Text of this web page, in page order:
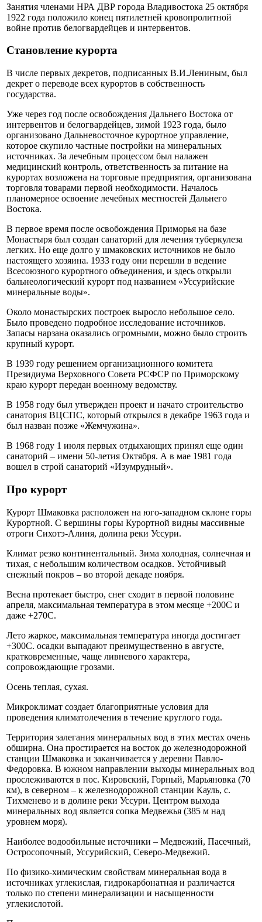
Занятия членами НРА ДВР города Владивостока 25 октября
1922 года положило конец пятилетней кровопролитной
войне против белогвардейцев и интервентов.
Становление курорта
В числе первых декретов, подписанных В.И.Лениным, был
декрет о переводе всех курортов в собственность
государства.
Уже через год после освобождения Дальнего Востока от
интервентов и белогвардейцев, зимой 1923 года, было
организовано Дальневосточное курортное управление,
которое скупило частные постройки на минеральных
источниках. За лечебным процессом был налажен
медицинский контроль, ответственность за питание на
курортах возложена на торговые предприятия, организована
торговля товарами первой необходимости. Началось
планомерное освоение лечебных местностей Дальнего
Востока.
В первое время после освобождения Приморья на базе
Монастыря был создан санаторий для лечения туберкулеза
легких. Но еще долго у шмаковских источников не было
настоящего хозяина. 1933 году они перешли в ведение
Всесоюзного курортного объединения, и здесь открыли
бальнеологический курорт под названием «Уссурийские
минеральные воды».
Около монастырских построек выросло небольшое село.
Было проведено подробное исследование источников.
Запасы нарзана оказались огромными, можно было строить
крупный курорт.
В 1939 году решением организационного комитета
Президиума Верховного Совета РСФСР по Приморскому
краю курорт передан военному ведомству.
В 1958 году был утвержден проект и начато строительство
санатория ВЦСПС, который открылся в декабре 1963 года и
был назван позже «Жемчужина».
В 1968 году 1 июля первых отдыхающих принял еще один
санаторий – имени 50-летия Октября. А в мае 1981 года
вошел в строй санаторий «Изумрудный».
Про курорт
Курорт Шмаковка расположен на юго-западном склоне горы
Курортной. С вершины горы Курортной видны массивные
отроги Сихотэ-Алиня, долина реки Уссури.
Климат резко континентальный. Зима холодная, солнечная и
тихая, с небольшим количеством осадков. Устойчивый
снежный покров – во второй декаде ноября.
Весна протекает быстро, снег сходит в первой половине
апреля, максимальная температура в этом месяце +200С и
даже +270С.
Лето жаркое, максимальная температура иногда достигает
+300С. осадки выпадают преимущественно в августе,
кратковременные, чаще ливневого характера,
сопровождающие грозами.
Осень теплая, сухая.
Микроклимат создает благоприятные условия для
проведения климатолечения в течение круглого года.
Территория залегания минеральных вод в этих местах очень
обширна. Она простирается на восток до железнодорожной
станции Шмаковка и заканчивается у деревни Павло-
Федоровка. В южном направлении выходы минеральных вод
прослеживаются в пос. Кировский, Горный, Марьяновка (70
км), в северном – к железнодорожной станции Кауль, с.
Тихменево и в долине реки Уссури. Центром выхода
минеральных вод является сопка Медвежья (385 м над
уровнем моря).
Наиболее водообильные источники – Медвежий, Пасечный,
Остросопочный, Уссурийский, Северо-Медвежий.
По физико-химическим свойствам минеральная вода в
источниках углекислая, гидрокарбонатная и различается
только по степени минерализации и насыщенности
углекислотой.